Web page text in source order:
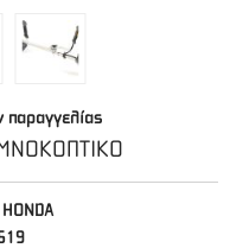
παραγγελίας
HONDA